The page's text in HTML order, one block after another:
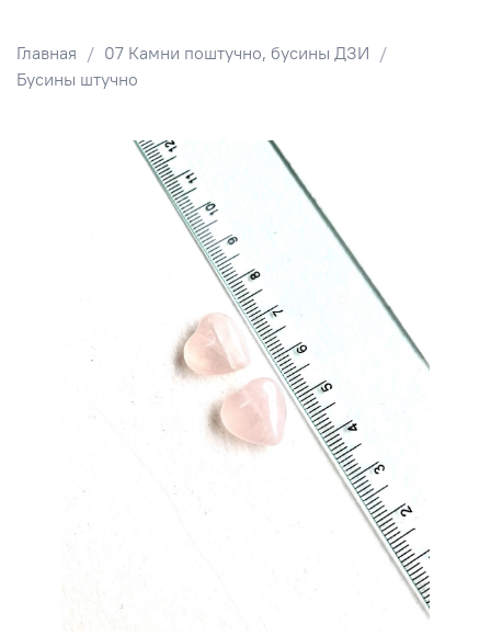
Главная
07 Камни поштучно, бусины ДЗИ
Бусины штучно